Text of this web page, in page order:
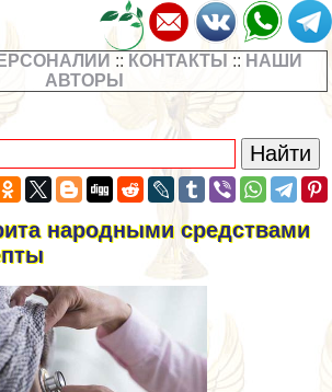
:: КОНТАКТЫ :: НАШИ
АВТОРЫ
народными средствами